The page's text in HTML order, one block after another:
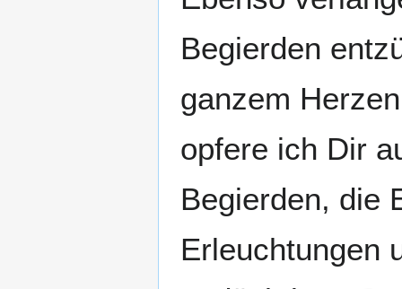
Begierden
ganzem
opfere ich Dir
Begierden, die
Erleuchtungen